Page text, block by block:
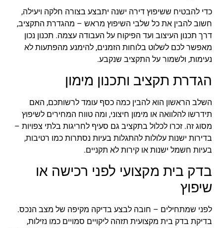
כדי להבטיח ששיפוץ דירה ישנה יתבצע בצורה חלקה ויעילה,
חשוב להבין את כל שלבי השיפוץ מראש – מהגדרת התקציב,
דרך תכנון העיצוב ועד הפיקוח על העבודה עצמה. תכנון נכון
מאפשר לכם לשלוט בלוחות הזמנים, להימנע מהפתעות לא
נעימות, ולשמור על התקציב שנקבע.
הגדרת תקציב ותכנון מימון
השלב הראשון הוא להבין כמה כסף עומד לרשותכם, האם
תידרשו להלוואה או מימון חיצוני, ומה טווח המחירים לשיפוץ
מסוג זה. זכרו לכלול בתקציב גם סעיף לחריגות בלתי צפויות –
בדירות ישנות עלולות להתגלות בעיות נסתרות כמו רטיבות,
בעיות חשמל ישנות או קירות לא תקניים.
בדק בית מקצועי לפני רכישה או
שיפוץ
לפני שמתחילים – חובה לבצע בדיקה מקיפה של מצב הנכס.
בדיקת בדק בית מקצועית תזהה ליקויים סמויים כמו נזילות,